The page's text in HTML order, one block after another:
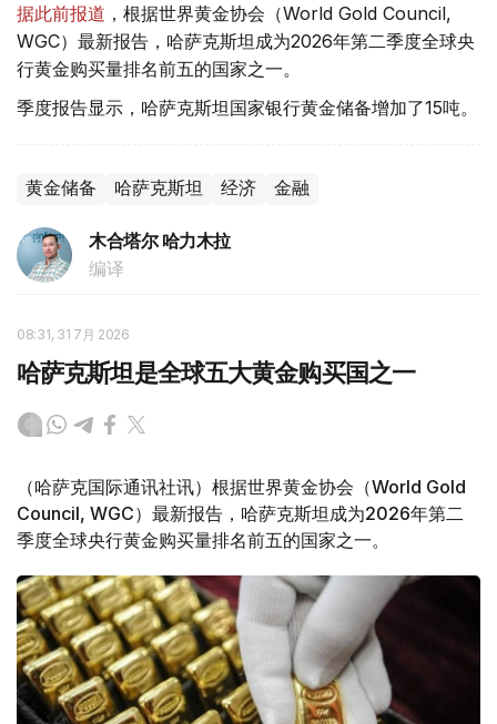
据此前报道 ，根据世界黄金协会（World Gold Council,
WGC）最新报告，哈萨克斯坦成为2026年第二季度全球央
行黄金购买量排名前五的国家之一。
季度报告显示，哈萨克斯坦国家银行黄金储备增加了15吨。
黄金储备 哈萨克斯坦 经济 金融
木合塔尔 哈力木拉
编译
08:31, 31 7月 2026
哈萨克斯坦是全球五大黄金购买国之一
（哈萨克国际通讯社讯）根据世界黄金协会（World Gold
Council, WGC）最新报告，哈萨克斯坦成为2026年第二
季度全球央行黄金购买量排名前五的国家之一。